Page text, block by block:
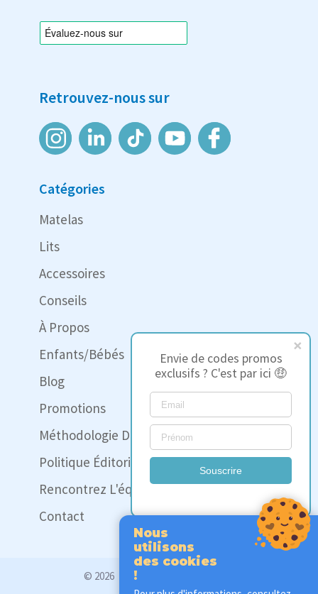
Envie de codes promos
exclusifs ? C'est par ici 🤑
Souscrire
Retrouvez-nous sur
Catégories
Matelas
Lits
Accessoires
Conseils
À Propos
Enfants/Bébés
Blog
Promotions
Méthodologie Des Tests
Politique Éditoriale
Rencontrez L'équipe
Contact
© 2026
www.quelmatelas.fr
Nous
utilisons
des cookies
!